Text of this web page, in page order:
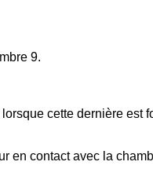
9.
cette dernière est
en contact avec la